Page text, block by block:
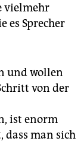
vielmehr
es Sprecher
und wollen
von der
ist enorm
dass man sich